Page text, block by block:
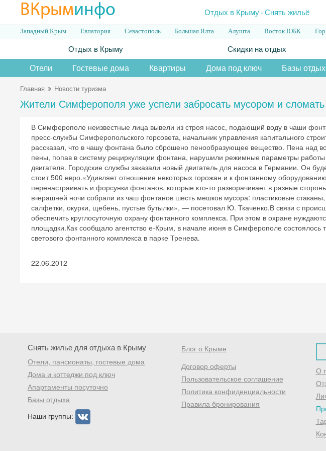
ВКрыминфо Отдых в Крыму.Снять жильё
Западный Крым Евпатория Севастополь Большая Ялта Алушта Восток ЮБК
Отдых в Крыму Скидки на отдых
Отели Гостевые дома Квартиры Дома под ключ Базы
Главная Новости туризма
Жители Симферополя уже успели забросать мусором и
В Симферополе неизвестные лица вывели из строя насос, подающий воду в чаши
пресс-службы Симферопольского горсовета, начальник управления капитального
рассказал, что в чашу фонтана было сброшено пенообразующее вещество. Пена над
пены, попав в систему рециркуляции фонтана, нарушили режимные параметры работы
двигателя. Городские службы заказали новый двигатель для насоса в Германии. Он
стоит 500 евро.«Удивляет отношение некоторых горожан и к фонтанному
перенастраивать и форсунки фонтанов, которые кто-то разворачивает в разные
вчерашней ночи собрали из чаш фонтанов шесть мешков мусора: пластиковые
салфетки, окурки, щебень, пустые бутылки», — посетовал Ю. Ткаченко.В связи с
обеспечить круглосуточную охрану фонтанного комплекса. При этом в охране
площадки.Как сообщало агентство е-Крым, в начале июня в Симферополе состоялось
светового фонтанного комплекса в парке Тренева.
22.06.2012
Снять жилье для отдыха в Крыму
Отели, пансионаты, гостевые дома
Дома и коттеджи под ключ
Апартаменты посуточно
Базы отдыха
Наши группы:
Блог о Крыме
Договор оферты
Пользовательское соглашение
Политика конфиденциальности
Правила бронирования
О